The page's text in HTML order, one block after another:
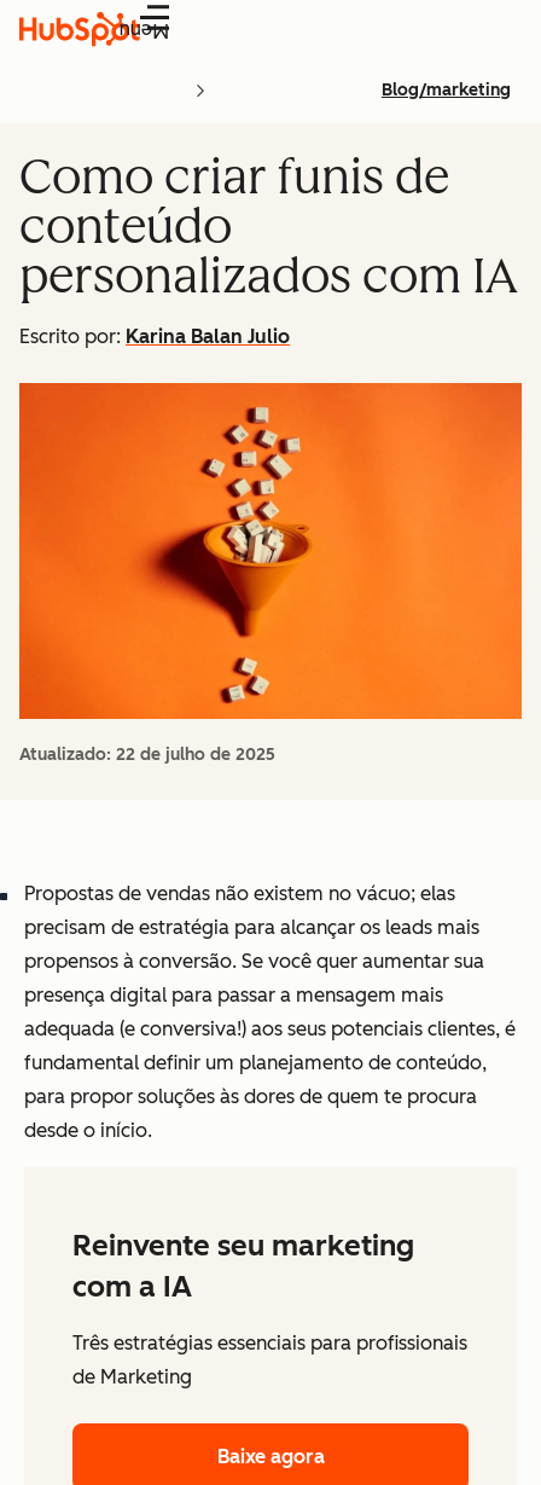
Menu
Blog/marketing
Como criar funis de
conteúdo
personalizados com IA
Escrito por: Karina Balan Julio
Atualizado: 22 de julho de 2025
Propostas de vendas não existem no vácuo; elas
precisam de estratégia para alcançar os leads mais
propensos à conversão. Se você quer aumentar sua
presença digital para passar a mensagem mais
adequada (e conversiva!) aos seus potenciais clientes, é
fundamental definir um planejamento de conteúdo,
para propor soluções às dores de quem te procura
desde o início.
Reinvente seu marketing
com a IA
Três estratégias essenciais para profissionais
de Marketing
Baixe agora